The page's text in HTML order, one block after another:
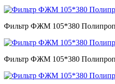
Фильтр ФЖМ 105*380
Фильтр ФЖМ 105*380